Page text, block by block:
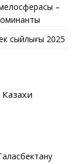
–
сыйлығы 2025
Казахи